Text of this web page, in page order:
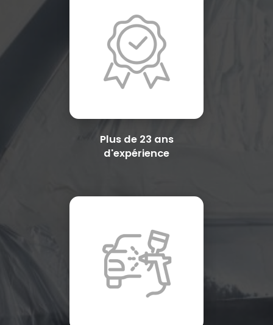
Plus de 23 ans
d'expérience